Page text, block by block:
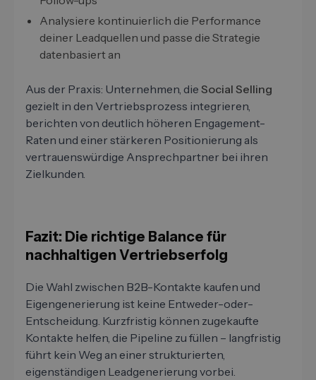
Analysiere kontinuierlich die Performance
deiner Leadquellen und passe die Strategie
datenbasiert an
Aus der Praxis: Unternehmen, die Social Selling
gezielt in den Vertriebsprozess integrieren,
berichten von deutlich höheren Engagement-
Raten und einer stärkeren Positionierung als
vertrauenswürdige Ansprechpartner bei ihren
Zielkunden.
Fazit: Die richtige Balance für
nachhaltigen Vertriebserfolg
Die Wahl zwischen B2B-Kontakte kaufen und
Eigengenerierung ist keine Entweder-oder-
Entscheidung. Kurzfristig können zugekaufte
Kontakte helfen, die Pipeline zu füllen – langfristig
führt kein Weg an einer strukturierten,
eigenständigen Leadgenerierung vorbei.